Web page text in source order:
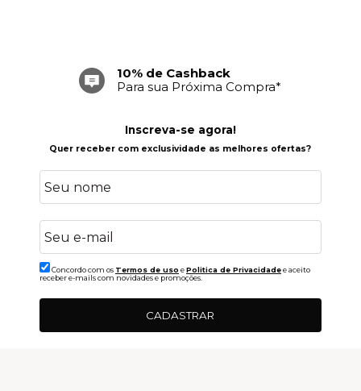
10% de Cashback
Para sua Próxima Compra*
Inscreva-se agora!
Quer receber com exclusividade as melhores ofertas?
Concordo com os Termos de uso ePolitica de Privacidadee aceito
receber e-mails com novidades e promoções.
CADASTRAR